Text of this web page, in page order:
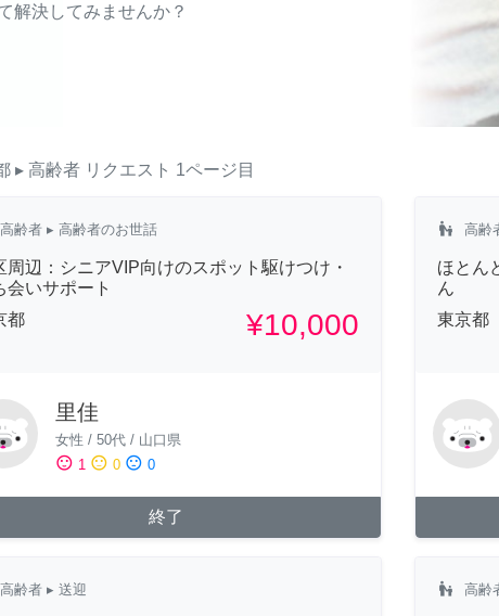
解決してみませんか？
▸ 高齢者 リクエスト 1ページ目
高齢者 ▸ 高齢者のお世話
周辺：シニアVIP向けのスポット駆けつけ・
会いサポート
都
¥10,000
里佳
女性 / 50代 / 山口県
sentiment_satisfied 1 sentiment_neutral 0 sentiment_dissatisfied 0
終了
escalator_warning 高齢
ほとん
ん
東京都
高齢者 ▸ 送迎 escalator_warning 高齢